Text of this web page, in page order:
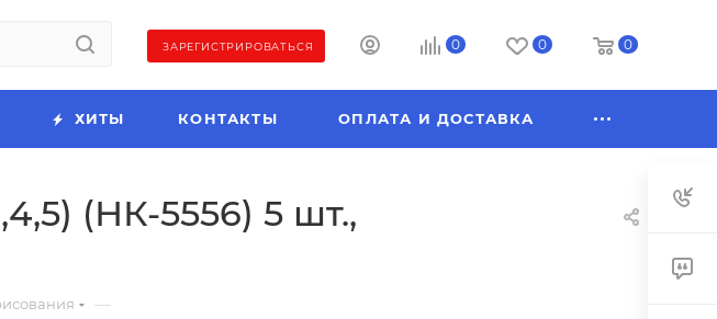
ЗАРЕГИСТРИРОВАТЬСЯ 0 0 0
ХИТЫ КОНТАКТЫ ОПЛАТА И ДОСТАВКА
(НК-5556) 5 шт.,
—